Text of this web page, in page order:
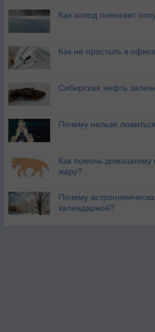
Как холод помогает
Как не простыть в
Сибирская нефть
Почему нельзя
Как помочь домашнему
жару?
Почему
календарной?